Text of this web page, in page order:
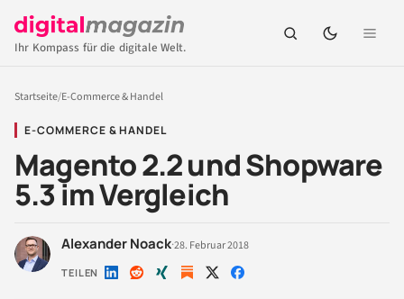
Ihr Kompass für die digitale Welt.
Startseite/E-Commerce & Handel
E-COMMERCE & HANDEL
Magento 2.2 und Shopware
5.3 im Vergleich
Alexander Noack·28. Februar 2018
TEILEN Auf Auf Auf Auf Auf